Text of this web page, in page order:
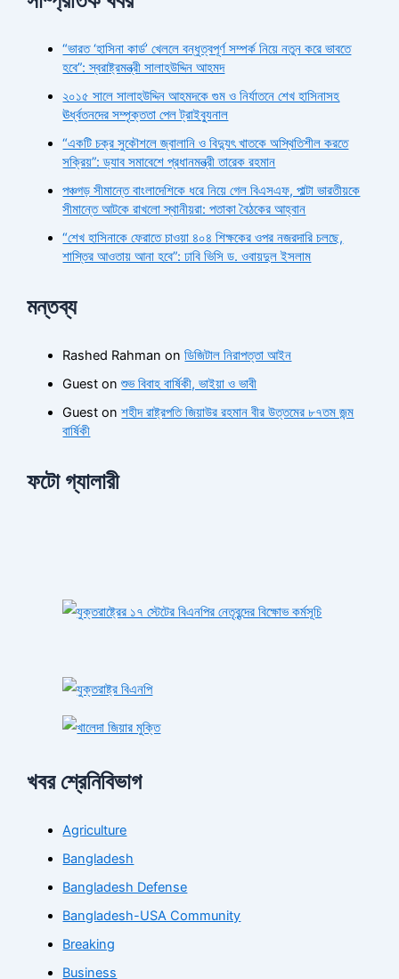
“ভারত ‘হাসিনা কার্ড’ খেললে বন্ধুত্বপূর্ণ সম্পর্ক নিয়ে নতুন করে ভাবতে
হবে”: স্বরাষ্ট্রমন্ত্রী সালাহউদ্দিন আহমদ
২০১৫ সালে সালাহউদ্দিন আহমদকে গুম ও নির্যাতনে শেখ হাসিনাসহ
ঊর্ধ্বতনদের সম্পৃক্ততা পেল ট্রাইব্যুনাল
“একটি চক্র সুকৌশলে জ্বালানি ও বিদ্যুৎ খাতকে অস্থিতিশীল করতে
সক্রিয়”: ড্যাব সমাবেশে প্রধানমন্ত্রী তারেক রহমান
পঞ্চগড় সীমান্তে বাংলাদেশিকে ধরে নিয়ে গেল বিএসএফ, পাল্টা ভারতীয়কে
সীমান্তে আটকে রাখলো স্থানীয়রা: পতাকা বৈঠকের আহ্বান
“শেখ হাসিনাকে ফেরাতে চাওয়া ৪০৪ শিক্ষকের ওপর নজরদারি চলছে,
শাস্তির আওতায় আনা হবে”: ঢাবি ভিসি ড. ওবায়দুল ইসলাম
মন্তব্য
Rashed Rahman onডিজিটাল নিরাপত্তা আইন
Guest onশুভ বিবাহ বার্ষিকী, ভাইয়া ও ভাবী
Guest onশহীদ রাষ্ট্রপতি জিয়াউর রহমান বীর উত্তমের ৮৭তম জন্ম
বার্ষিকী
ফটো গ্যালারী
খবর শ্রেনিবিভাগ
Agriculture
Bangladesh
Bangladesh Defense
Bangladesh-USA Community
Breaking
Business